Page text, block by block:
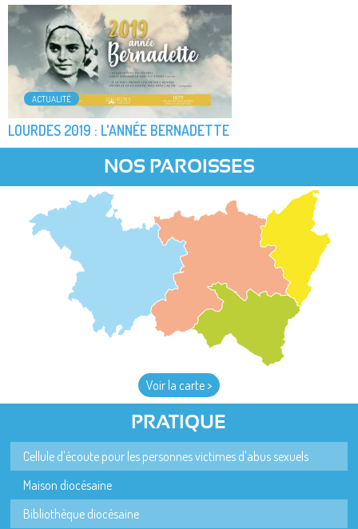
ACTUALITÉ
LOURDES 2019 : L'ANNÉE BERNADETTE
NOS PAROISSES
Voir la carte >
PRATIQUE
Cellule d'écoute pour les personnes victimes d'abus sexuels
Maison diocésaine
Bibliothèque diocésaine